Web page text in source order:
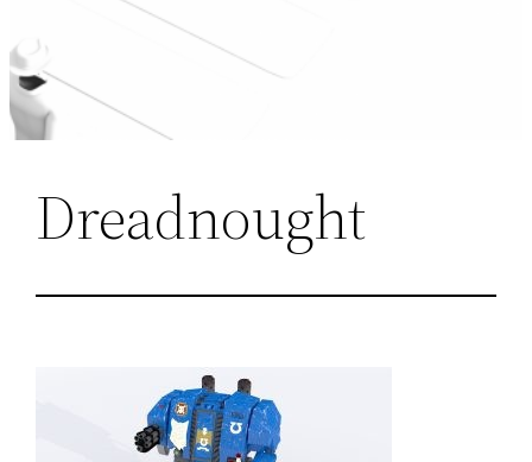
Dreadnought